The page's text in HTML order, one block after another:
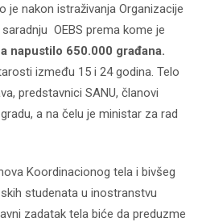
nakon istraživanja Organizacije
OEBS prema kome je
napustilo 650.000 građana.
između 15 i 24 godina. Telo
predstavnici SANU, članovi
a na čelu je ministar za rad
Koordinacionog tela i bivšeg
studenata u inostranstvu
zadatak tela biće da preduzme